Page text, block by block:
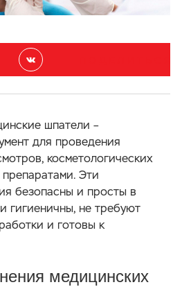
шпатели –
для проведения
косметологических
Эти
безопасны и просты в
гигиеничны, не требуют
и готовы к
медицинских